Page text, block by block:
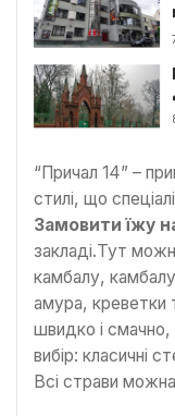
“Причал 14” –
стилі, що
Замовити їжу
закладі.Тут
камбалу,
амура, креветки
швидко і смачно,
вибір: класичні
Всі страви